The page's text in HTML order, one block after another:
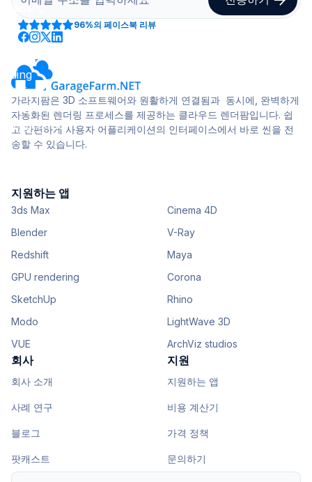
96%의 페이스북 리뷰
가라지팜은 3D 소프트웨어와 원활하게 연결됨과 동시에, 완벽하게
자동화된 렌더링 프로세스를 제공하는 클라우드 렌더팜입니다. 쉽
고 간편하게 사용자 어플리케이션의 인터페이스에서 바로 씬을 전
송할 수 있습니다.
지원하는 앱
3ds Max
Cinema 4D
Blender
V-Ray
Redshift
Maya
GPU rendering
Corona
SketchUp
Rhino
Modo
LightWave 3D
VUE
ArchViz studios
회사
회사 소개
사례 연구
블로그
팟캐스트
지원
지원하는 앱
비용 계산기
가격 정책
문의하기